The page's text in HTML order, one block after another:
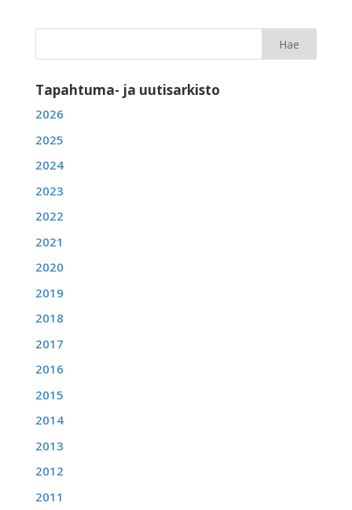
Tapahtuma- ja uutisarkisto
2026
2025
2024
2023
2022
2021
2020
2019
2018
2017
2016
2015
2014
2013
2012
2011